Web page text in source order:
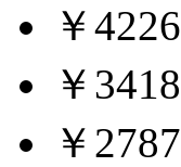
￥4226
￥3418
￥2787